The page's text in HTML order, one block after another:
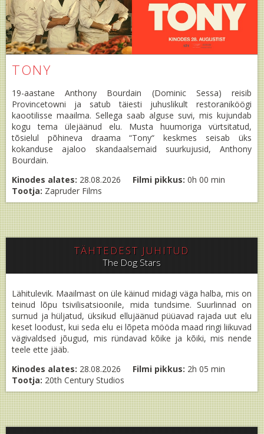
TONY
19-aastane Anthony Bourdain (Dominic Sessa) reisib
Provincetowni ja satub täiesti juhuslikult restoraniköögi
kaootilisse maailma. Sellega saab alguse suvi, mis kujundab
kogu tema ülejäänud elu. Musta huumoriga vürtsitatud,
tõsielul põhineva draama “Tony“ keskmes seisab üks
kokanduse ajaloo skandaalsemaid suurkujusid, Anthony
Bourdain.
Kinodes alates: 28.08.2026 Filmi pikkus: 0h 00 min
Tootja: Zapruder Films
TÄHTEDEST JUHITUD
The Dog Stars
Lähitulevik. Maailmast on üle käinud midagi väga halba, mis on
teinud lõpu tsivilisatsioonile, mida tundsime. Suurlinnad on
surnud ja hüljatud, üksikud ellujäänud püüavad rajada uut elu
keset loodust, kui seda elu ei lõpeta mööda maad ringi liikuvad
vägivaldsed jõugud, mis ründavad kõike ja kõiki, mis nende
teele ette jääb.
Kinodes alates: 28.08.2026 Filmi pikkus: 2h 05 min
Tootja: 20th Century Studios